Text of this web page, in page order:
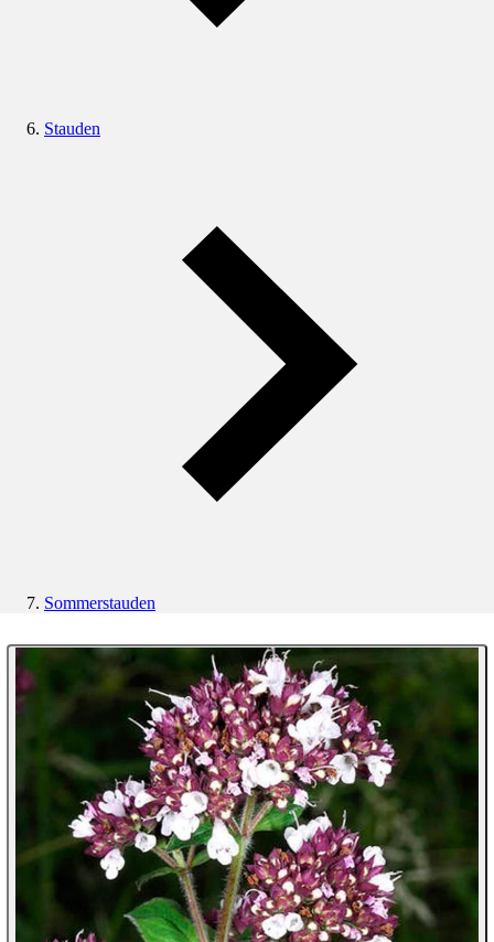
Stauden
Sommerstauden